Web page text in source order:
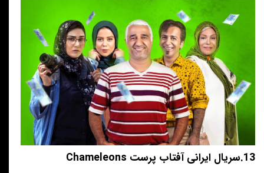
13.سریال ایرانی آفتاب پرست Chameleons